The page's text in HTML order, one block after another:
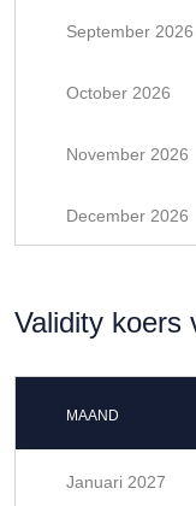
September 2026
October 2026
November 2026
December 2026
Validity koers
MAAND
Januari 2027